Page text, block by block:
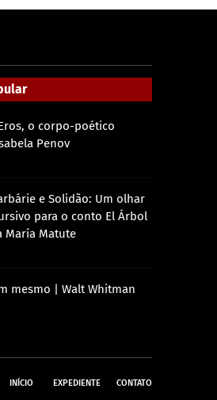
o corpo-poético
Penov
e Solidão: Um olhar
para o conto El Árbol
María Matute
mesmo | Walt Whitman
INÍCIO EXPEDIENTE CONTATO